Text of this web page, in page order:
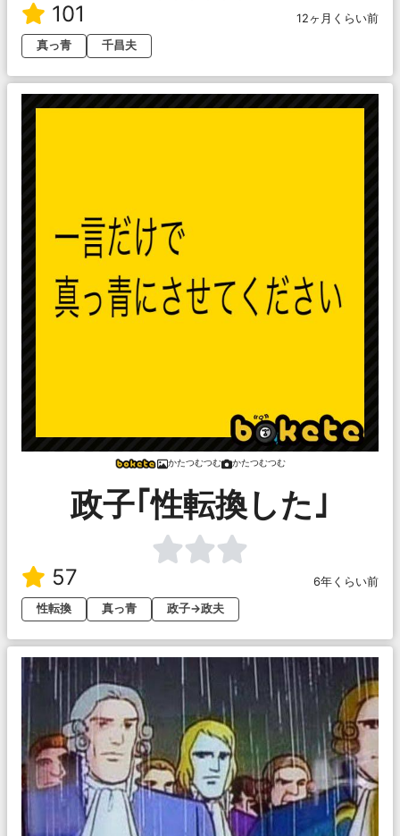
101
12ヶ月くらい前
真っ青
千昌夫
かたつむつむ かたつむつむ
政子｢性転換した｣
57
6年くらい前
性転換
真っ青 政子→政夫